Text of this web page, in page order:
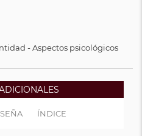
- Aspectos psicológicos
ÍNDICE